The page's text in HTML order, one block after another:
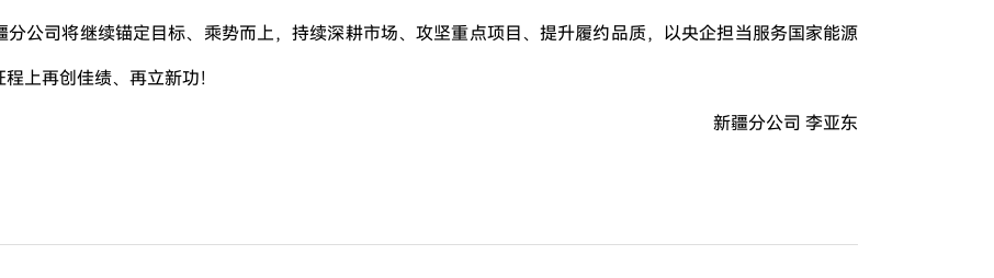
公司将继续锚定目标、乘势而上，持续深耕市场、攻坚重点项目、提升履约品质，以央企担当服务国家能源
上再创佳绩、再立新功！
新疆分公司 李亚东